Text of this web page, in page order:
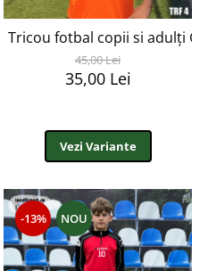
personalizat - PEF41
Tricou fotbal copii si adulți
45,00 Lei
35,00 Lei
Vezi Variante
-13% NOU